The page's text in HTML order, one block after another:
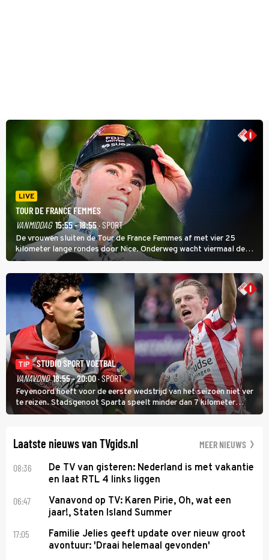
LIVE
TOUR DE FRANCE FEMMES
VANMIDDAG 15:55 - 18:55· SPORT
De vrouwen sluiten de Tour de France Femmes af met vier 25
kilometer lange rondes door Nice. Onderweg wacht viermaal de
zware Col d'Èze. Aan de finish op de Promenade des Anglais krijgt
de eindwinnaar de laatste gele trui.
TIP
STUDIO SPORT VOETBAL
VANAVOND 18:55 - 20:00· SPORT
Feyenoord hoeft voor de eerste wedstrijd van het seizoen niet ver
te reizen. Stadsgenoot Sparta speelt minder dan 7 kilometer
verderop. Feyenoord trok de Spaanse spits Nacho Ferri aan van
Laatste nieuws van TVgids.nl MEER NIEUWS
08:36
De TV van gisteren: Nederland is met vakantie
en laat RTL 4 links liggen
06:47
Vanavond op TV: Karen Pirie, Oh, wat een
jaar!, Staten Island Summer
17:05
Familie Jelies geeft update over nieuw groot
avontuur: 'Draai helemaal gevonden'